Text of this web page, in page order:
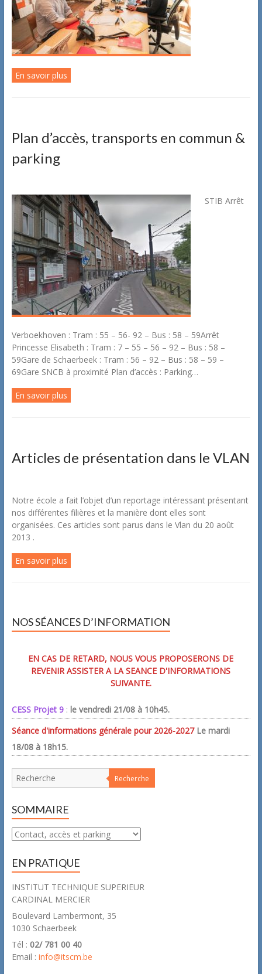
En savoir plus
Plan d’accès, transports en commun &
parking
STIB Arrêt
Verboekhoven : Tram : 55 – 56- 92 – Bus : 58 – 59Arrêt
Princesse Elisabeth : Tram : 7 – 55 – 56 – 92 – Bus : 58 –
59Gare de Schaerbeek : Tram : 56 – 92 – Bus : 58 – 59 –
69Gare SNCB à proximité Plan d’accès : Parking…
En savoir plus
Articles de présentation dans le VLAN
Notre école a fait l’objet d’un reportage intéressant présentant
nos différentes filières et la manière dont elles sont
organisées. Ces articles sont parus dans le Vlan du 20 août
2013 .
En savoir plus
NOS SÉANCES D’INFORMATION
EN CAS DE RETARD, NOUS VOUS PROPOSERONS DE
REVENIR ASSISTER A LA SEANCE D'INFORMATIONS
SUIVANTE.
CESS Projet 9: le vendredi 21/08 à 10h45.
Séance d'informations générale pour 2026-2027 Le mardi
18/08 à 18h15.
Recherche
SOMMAIRE
Sommaire
EN PRATIQUE
INSTITUT TECHNIQUE SUPERIEUR
CARDINAL MERCIER
Boulevard Lambermont, 35
1030 Schaerbeek
Tél : 02/ 781 00 40
Email : info@itscm.be